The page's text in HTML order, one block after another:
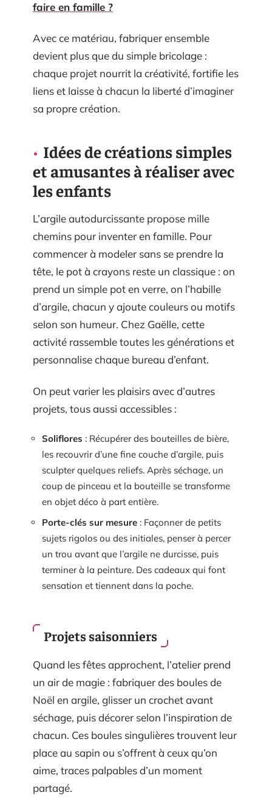
faire en famille ?
Avec ce matériau, fabriquer ensemble
devient plus que du simple bricolage :
chaque projet nourrit la créativité, fortifie les
liens et laisse à chacun la liberté d’imaginer
sa propre création.
Idées de créations simples
et amusantes à réaliser avec
les enfants
L’argile autodurcissante propose mille
chemins pour inventer en famille. Pour
commencer à modeler sans se prendre la
tête, le pot à crayons reste un classique : on
prend un simple pot en verre, on l’habille
d’argile, chacun y ajoute couleurs ou motifs
selon son humeur. Chez Gaëlle, cette
activité rassemble toutes les générations et
personnalise chaque bureau d’enfant.
On peut varier les plaisirs avec d’autres
projets, tous aussi accessibles :
Soliflores : Récupérer des bouteilles de bière,
les recouvrir d’une fine couche d’argile, puis
sculpter quelques reliefs. Après séchage, un
coup de pinceau et la bouteille se transforme
en objet déco à part entière.
Porte-clés sur mesure : Façonner de petits
sujets rigolos ou des initiales, penser à percer
un trou avant que l’argile ne durcisse, puis
terminer à la peinture. Des cadeaux qui font
sensation et tiennent dans la poche.
Projets saisonniers
Quand les fêtes approchent, l’atelier prend
un air de magie : fabriquer des boules de
Noël en argile, glisser un crochet avant
séchage, puis décorer selon l’inspiration de
chacun. Ces boules singulières trouvent leur
place au sapin ou s’offrent à ceux qu’on
aime, traces palpables d’un moment
partagé.